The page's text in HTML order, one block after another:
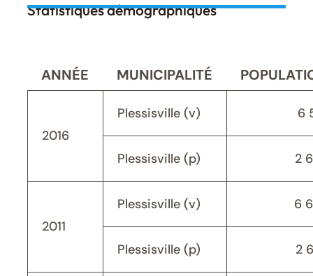
Statistiques démographiques
ANNÉE MUNICIPALITÉ
2016
Plessisville (v) 6
Plessisville (p) 2
2011
Plessisville (v) 6
Plessisville (p) 2